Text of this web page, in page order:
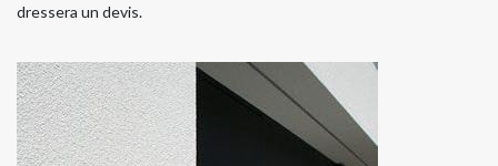
dressera un devis.